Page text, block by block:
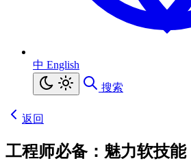
中 English
搜索
返回
工程师必备：魅力软技